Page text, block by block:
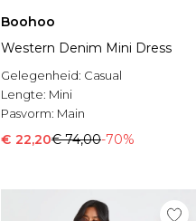
Boohoo
Western Denim Mini Dress
Gelegenheid: Casual
Lengte: Mini
Pasvorm: Main
€ 22,20€ 74,00-70%